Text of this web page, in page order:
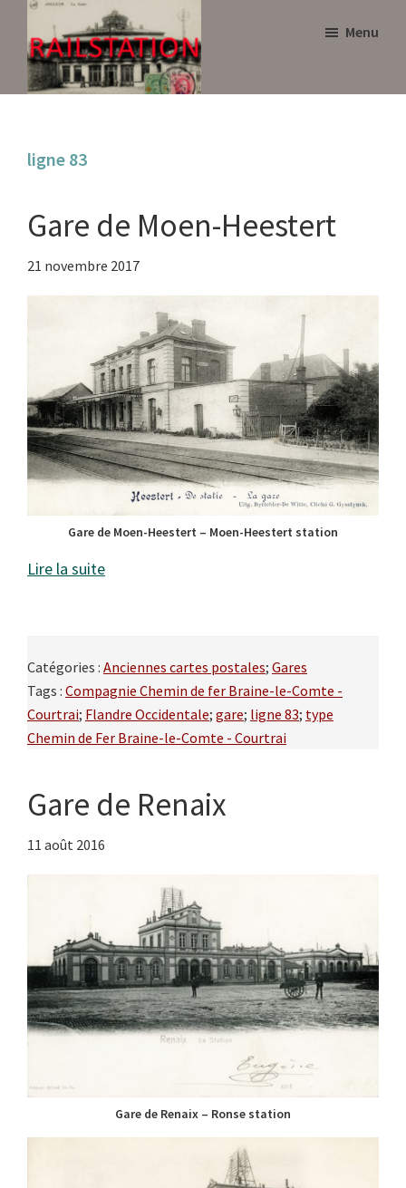
main
content
primary
sidebar
Menu
ligne 83
Gare de Moen-Heestert
21 novembre 2017
Gare de Moen-Heestert – Moen-Heestert station
Lire la suite
Catégories : Anciennes cartes postales; Gares
Tags : Compagnie Chemin de fer Braine-le-Comte -
Courtrai; Flandre Occidentale; gare; ligne 83; type
Chemin de Fer Braine-le-Comte - Courtrai
Gare de Renaix
11 août 2016
Gare de Renaix – Ronse station